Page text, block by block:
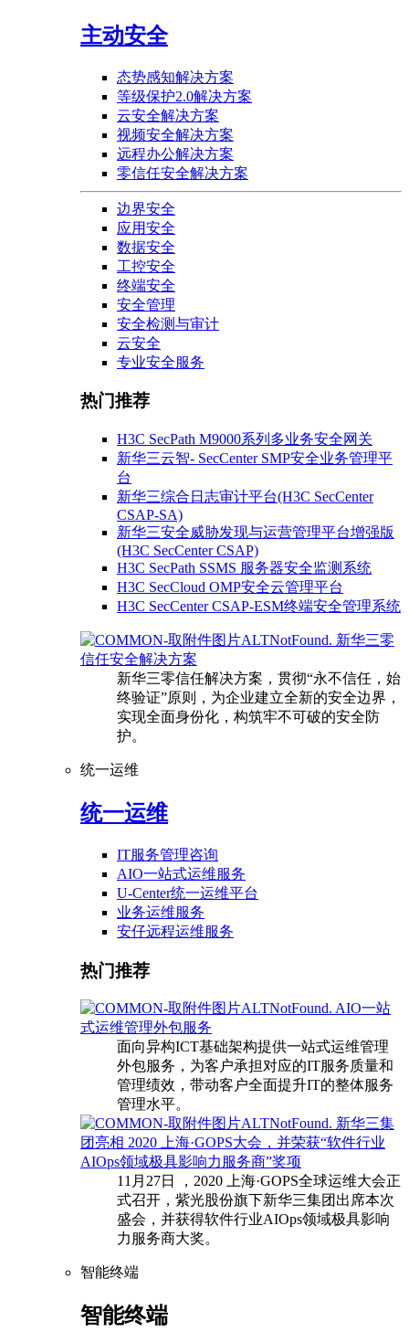
主动安全
态势感知解决方案
等级保护2.0解决方案
云安全解决方案
视频安全解决方案
远程办公解决方案
零信任安全解决方案
边界安全
应用安全
数据安全
工控安全
终端安全
安全管理
安全检测与审计
云安全
专业安全服务
热门推荐
H3C SecPath M9000系列多业务安全网关
新华三云智- SecCenter SMP安全业务管理平
台
新华三综合日志审计平台(H3C SecCenter
CSAP-SA)
新华三安全威胁发现与运营管理平台增强版
(H3C SecCenter CSAP)
H3C SecPath SSMS 服务器安全监测系统
H3C SecCloud OMP安全云管理平台
H3C SecCenter CSAP-ESM终端安全管理系统
新华三零
信任安全解决方案
新华三零信任解决方案，贯彻“永不信任，始
终验证”原则，为企业建立全新的安全边界，
实现全面身份化，构筑牢不可破的安全防
护。
统一运维
统一运维
IT服务管理咨询
AIO一站式运维服务
U-Center统一运维平台
业务运维服务
安仔远程运维服务
热门推荐
AIO一站
式运维管理外包服务
面向异构ICT基础架构提供一站式运维管理
外包服务，为客户承担对应的IT服务质量和
管理绩效，带动客户全面提升IT的整体服务
管理水平。
新华三集
团亮相 2020 上海·GOPS大会，并荣获“软件行业
AIOps领域极具影响力服务商”奖项
11月27日 ，2020 上海·GOPS全球运维大会正
式召开，紫光股份旗下新华三集团出席本次
盛会，并获得软件行业AIOps领域极具影响
力服务商大奖。
智能终端
智能终端